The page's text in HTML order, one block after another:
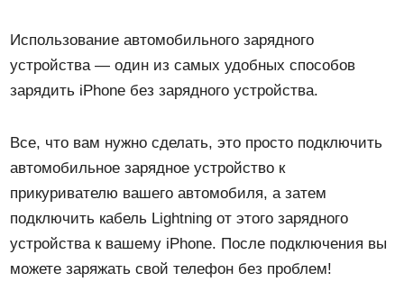
Использование автомобильного зарядного
устройства — один из самых удобных способов
зарядить iPhone без зарядного устройства.
Все, что вам нужно сделать, это просто подключить
автомобильное зарядное устройство к
прикуривателю вашего автомобиля, а затем
подключить кабель Lightning от этого зарядного
устройства к вашему iPhone. После подключения вы
можете заряжать свой телефон без проблем!